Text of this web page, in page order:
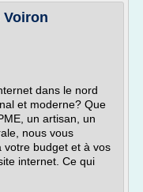
dans le nord
et moderne? Que
un artisan, un
nous vous
votre budget et à vos
internet. Ce qui